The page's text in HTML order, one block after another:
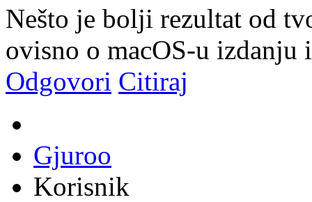
Nešto je bolji rezultat od
ovisno o macOS-u izdanju
Odgovori Citiraj
Gjuroo
Korisnik